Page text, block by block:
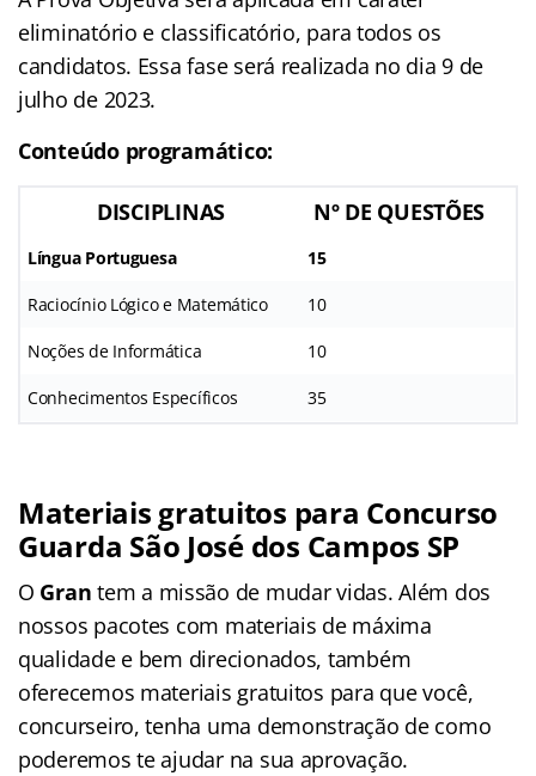
eliminatório e classificatório, para todos os
candidatos. Essa fase será realizada no dia 9 de
julho de 2023.
Conteúdo programático:
DISCIPLINAS Nº DE QUESTÕES
Língua Portuguesa 15
Raciocínio Lógico e Matemático 10
Noções de Informática 10
Conhecimentos Específicos 35
Materiais gratuitos para Concurso
Guarda São José dos Campos SP
O Grantem a missão de mudar vidas. Além dos
nossos pacotes com materiais de máxima
qualidade e bem direcionados, também
oferecemos materiais gratuitos para que você,
concurseiro, tenha uma demonstração de como
poderemos te ajudar na sua aprovação.